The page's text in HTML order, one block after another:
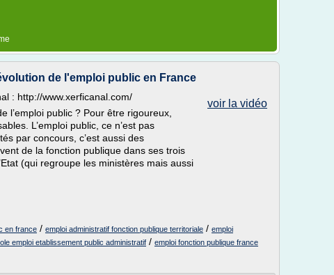
de l'emploi public en France
voir la vidéo
: http://www.xerficanal.com/
l’emploi public ? Pour être rigoureux,
L’emploi public, ce n’est pas
par concours, c’est aussi des
de la fonction publique dans ses trois
(qui regroupe les ministères mais aussi
en france / emploi administratif fonction publique territoriale / emploi
emploi etablissement public administratif / emploi fonction publique france